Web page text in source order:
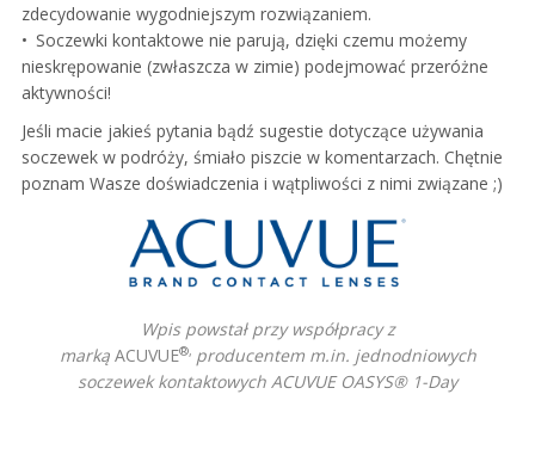
zdecydowanie wygodniejszym rozwiązaniem.
Soczewki kontaktowe nie parują, dzięki czemu możemy
nieskrępowanie (zwłaszcza w zimie) podejmować przeróżne
aktywności!
Jeśli macie jakieś pytania bądź sugestie dotyczące używania
soczewek w podróży, śmiało piszcie w komentarzach. Chętnie
poznam Wasze doświadczenia i wątpliwości z nimi związane ;)
Wpis powstał przy współpracy z
marką ACUVUE®, producentem m.in. jednodniowych
soczewek kontaktowych ACUVUE OASYS® 1-Day